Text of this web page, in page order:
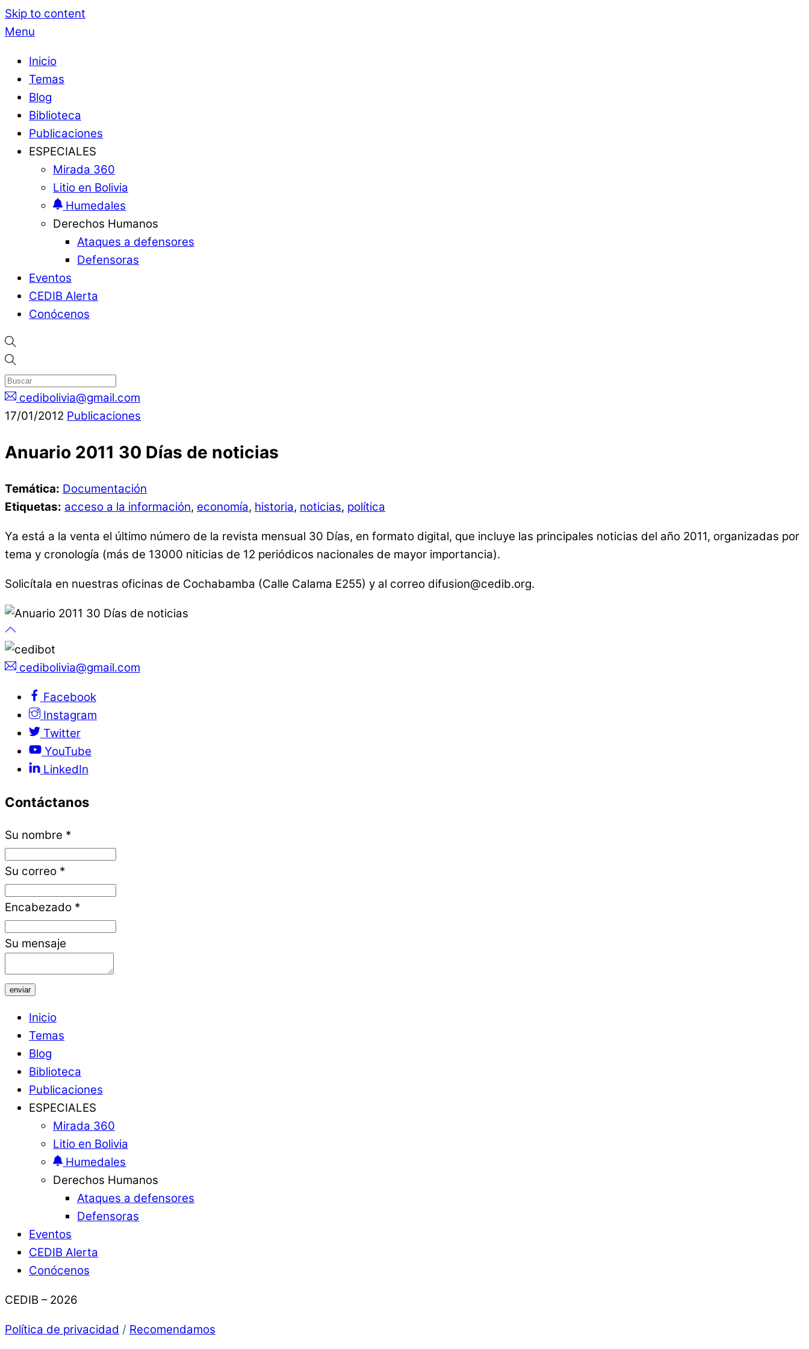
Skip to content
Menu
Inicio
Temas
Blog
Biblioteca
Publicaciones
ESPECIALES
Mirada 360
Litio en Bolivia
Humedales
Derechos Humanos
Ataques a defensores
Defensoras
Eventos
CEDIB Alerta
Conócenos
cedibolivia@gmail.com
17/01/2012 Publicaciones
Anuario 2011 30 Días de noticias
Temática: Documentación
Etiquetas: acceso a la información, economía, historia, noticias, política
Ya está a la venta el último número de la revista mensual 30 Días, en formato digital, que incluye las principales noticias del año 2011, organizadas por
tema y cronología (más de 13000 niticias de 12 periódicos nacionales de mayor importancia).
Solicítala en nuestras oficinas de Cochabamba (Calle Calama E255) y al correo difusion@cedib.org.
cedibolivia@gmail.com
Facebook
Instagram
Twitter
YouTube
LinkedIn
Contáctanos
Su nombre *
Su correo *
Encabezado *
Su mensaje
enviar
Inicio
Temas
Blog
Biblioteca
Publicaciones
ESPECIALES
Mirada 360
Litio en Bolivia
Humedales
Derechos Humanos
Ataques a defensores
Defensoras
Eventos
CEDIB Alerta
Conócenos
CEDIB – 2026
Política de privacidad / Recomendamos